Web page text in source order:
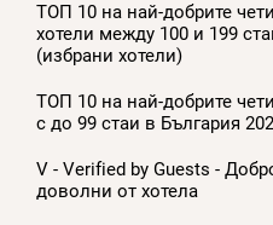
ТОП 10 на най-добрите
хотели между 100 и 199
(избрани хотели)
ТОП 10 на най-добрите
с до 99 стаи в България
V - Verified by Guests -
доволни от хотела